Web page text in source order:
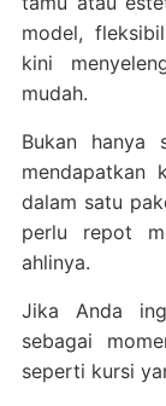
model,
kini
mudah.
Bukan hanya
mendapatkan
dalam satu
perlu repot
ahlinya.
Jika Anda
sebagai
seperti kursi